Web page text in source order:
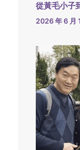
從黃毛小子
2026 年 6 月